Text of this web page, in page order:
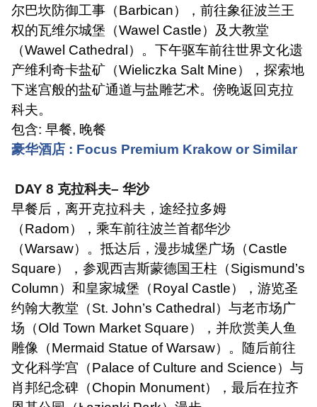
尔巴坎防御工事（Barbican），前往象征波兰王
权的瓦维尔城堡（Wawel Castle）及大教堂
（Wawel Cathedral ）。下午驱车前往世界文化遗
产维利奇卡盐矿（Wieliczka Salt Mine），探索地
下迷宫般的盐矿通道与盐雕艺术。傍晚返回克拉
科夫。
包含: 早餐, 晚餐
豪华酒店 : Focus Premium Krakow or Similar
DAY 8 克拉科夫– 华沙
早餐后，离开克拉科夫，途经拉多姆
（Radom），乘车前往波兰首都华沙
（Warsaw）。抵达后，漫步城堡广场（Castle
Square），参观西吉斯蒙德国王柱（Sigismund’s
Column）和皇家城堡（Royal Castle），游览圣
约翰大教堂（St. John’s Cathedral ）与老市场广
场（Old Town Market Square），并欣赏美人鱼
雕像（Mermaid Statue of Warsaw）。随后前往
文化科学宫（Palace of Culture and Science）与
肖邦纪念碑（Chopin Monument），最后在拉齐